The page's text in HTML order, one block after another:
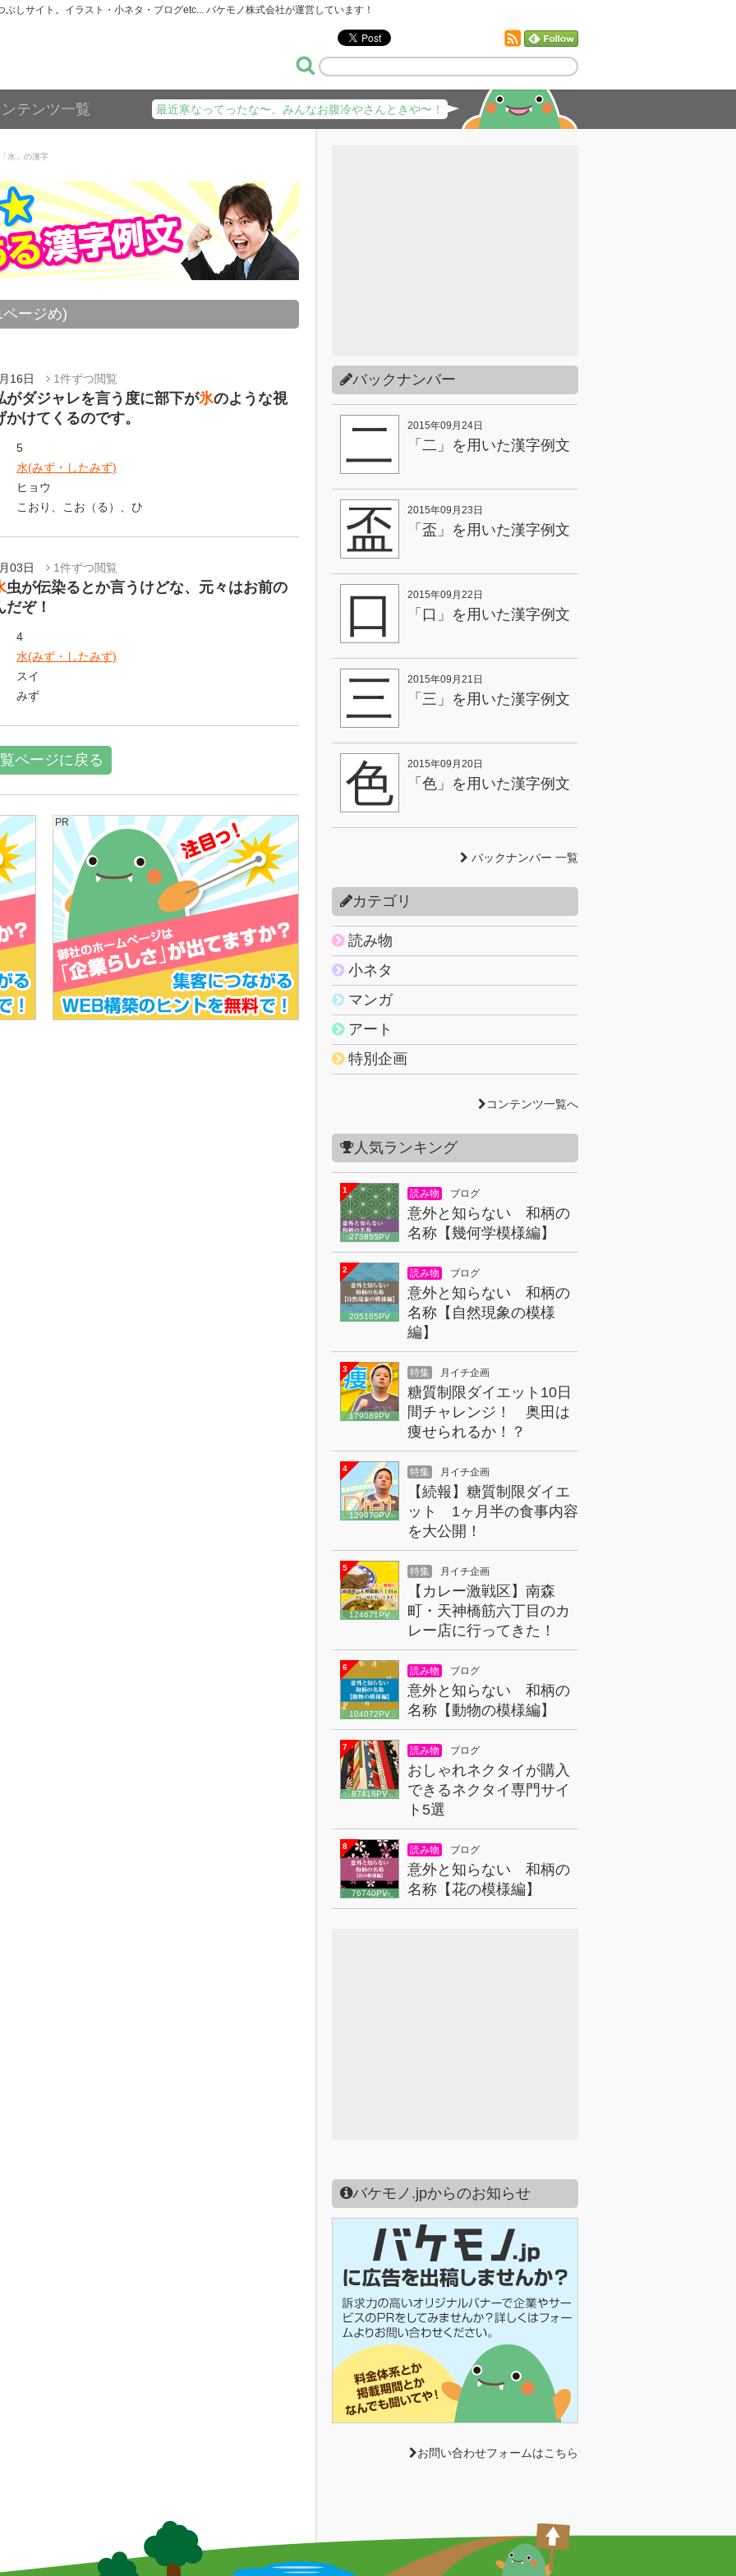
しサイト。イラスト・小ネタ・ブログetc... バケモノ株式会社が運営しています！
テンツ一覧 最近寒なってったな〜。みんなお腹冷やさんときや〜！
水」の漢字
ージめ)
16日 1件ずつ閲覧
がダジャレを言う度に部下が氷のような視
かけてくるのです。
5
水(みず・したみず)
ヒョウ
こおり、こお（る）、ひ
03日 1件ずつ閲覧
虫が伝染るとか言うけどな、元々はお前の
だぞ！
4
水(みず・したみず)
スイ
みず
ページに戻る
PR
バックナンバー
二 2015年09月24日
「二」を用いた漢字例文
盃 2015年09月23日
「盃」を用いた漢字例文
口 2015年09月22日
「口」を用いた漢字例文
三 2015年09月21日
「三」を用いた漢字例文
色 2015年09月20日
「色」を用いた漢字例文
バックナンバー 一覧
カテゴリ
読み物
小ネタ
マンガ
アート
特別企画
コンテンツ一覧へ
人気ランキング
1
273855PV
読み物 ブログ
意外と知らない 和柄の
名称【幾何学模様編】
2
205165PV
読み物 ブログ
意外と知らない 和柄の
名称【自然現象の模様
編】
3
179089PV
特集 月イチ企画
糖質制限ダイエット10日
間チャレンジ！ 奥田は
痩せられるか！？
4
129070PV
特集 月イチ企画
【続報】糖質制限ダイエ
ット 1ヶ月半の食事内容
を大公開！
5
124671PV
特集 月イチ企画
【カレー激戦区】南森
町・天神橋筋六丁目のカ
レー店に行ってきた！
6
104072PV
読み物 ブログ
意外と知らない 和柄の
名称【動物の模様編】
7
87418PV
読み物 ブログ
おしゃれネクタイが購入
できるネクタイ専門サイ
ト5選
8
76740PV
読み物 ブログ
意外と知らない 和柄の
名称【花の模様編】
バケモノ.jpからのお知らせ
お問い合わせフォームはこちら